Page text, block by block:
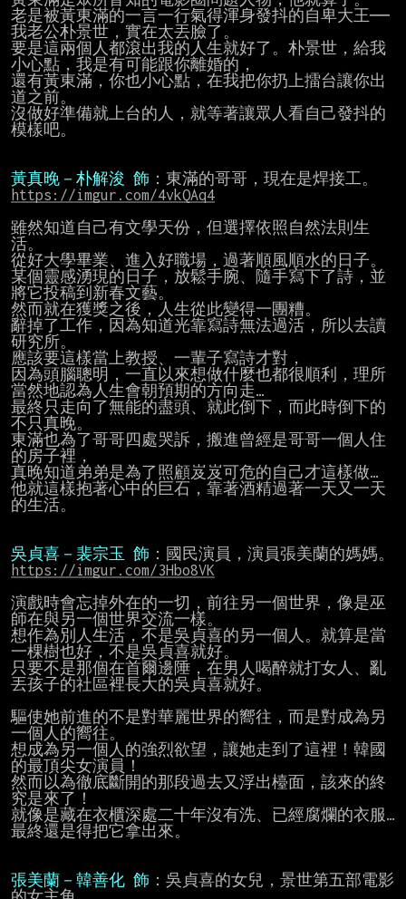
老是被黃東滿的一言一行氣得渾身發抖的自卑大王──
我老公朴景世，實在太丟臉了。
要是這兩個人都滾出我的人生就好了。朴景世，給我
小心點，我是有可能跟你離婚的，
還有黃東滿，你也小心點，在我把你扔上擂台讓你出
道之前。
沒做好準備就上台的人，就等著讓眾人看自己發抖的
模樣吧。
黃真晚－朴解浚 飾
https://imgur.com/4vkQAq4
雖然知道自己有文學天份，但選擇依照自然法則生
活。
從好大學畢業、進入好職場，過著順風順水的日子。
某個靈感湧現的日子，放鬆手腕、隨手寫下了詩，並
將它投稿到新春文藝。
然而就在獲獎之後，人生從此變得一團糟。
辭掉了工作，因為知道光靠寫詩無法過活，所以去讀
研究所。
應該要這樣當上教授、一輩子寫詩才對，
因為頭腦聰明，一直以來想做什麼也都很順利，理所
當然地認為人生會朝預期的方向走…
最終只走向了無能的盡頭、就此倒下，而此時倒下的
不只真晚。
東滿也為了哥哥四處哭訴，搬進曾經是哥哥一個人住
的房子裡，
真晚知道弟弟是為了照顧岌岌可危的自己才這樣做…
他就這樣抱著心中的巨石，靠著酒精過著一天又一天
的生活。
吳貞喜－裴宗玉 飾
https://imgur.com/3Hbo8VK
演戲時會忘掉外在的一切，前往另一個世界，像是巫
師在與另一個世界交流一樣。
想作為別人生活，不是吳貞喜的另一個人。就算是當
一棵樹也好，不是吳貞喜就好。
只要不是那個在首爾邊陲，在男人喝醉就打女人、亂
丟孩子的社區裡長大的吳貞喜就好。
驅使她前進的不是對華麗世界的嚮往，而是對成為另
一個人的嚮往。
想成為另一個人的強烈欲望，讓她走到了這裡！韓國
的最頂尖女演員！
然而以為徹底斷開的那段過去又浮出檯面，該來的終
究是來了！
就像是藏在衣櫃深處二十年沒有洗、已經腐爛的衣服…
最終還是得把它拿出來。
張美蘭－韓善化 飾 ：吳貞喜的女兒，景世第五部電影